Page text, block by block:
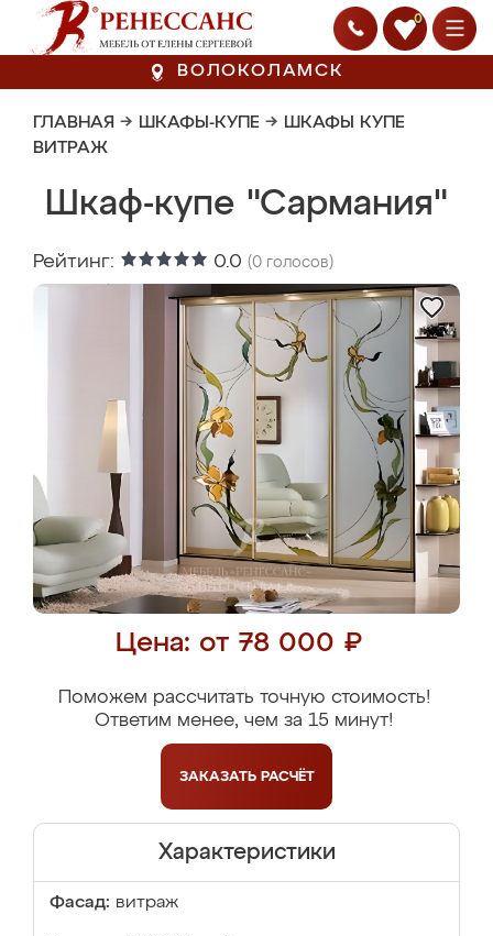
0
ВОЛОКОЛАМСК
ГЛАВНАЯ → ШКАФЫ-КУПЕ → ШКАФЫ КУПЕ
ВИТРАЖ
Шкаф-купе "Сармания"
Рейтинг: 0.0 (0 голосов)
Цена: от 78 000 ₽
Поможем рассчитать точную стоимость!
Ответим менее, чем за 15 минут!
ЗАКАЗАТЬ РАСЧЁТ
Характеристики
Фасад: витраж